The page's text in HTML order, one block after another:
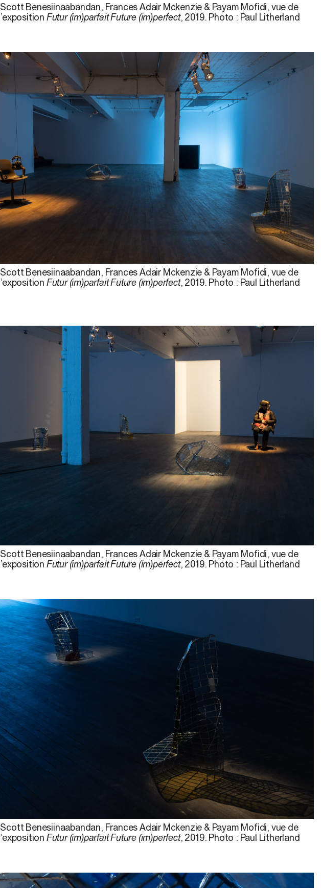
Scott Benesiinaabandan, Frances Adair Mckenzie & Payam Mofidi, vue de
l’exposition Futur (im)parfait Future (im)perfect, 2019. Photo : Paul Litherland
Scott Benesiinaabandan, Frances Adair Mckenzie & Payam Mofidi, vue de
l’exposition Futur (im)parfait Future (im)perfect, 2019. Photo : Paul Litherland
Scott Benesiinaabandan, Frances Adair Mckenzie & Payam Mofidi, vue de
l’exposition Futur (im)parfait Future (im)perfect, 2019. Photo : Paul Litherland
Scott Benesiinaabandan, Frances Adair Mckenzie & Payam Mofidi, vue de
l’exposition Futur (im)parfait Future (im)perfect, 2019. Photo : Paul Litherland